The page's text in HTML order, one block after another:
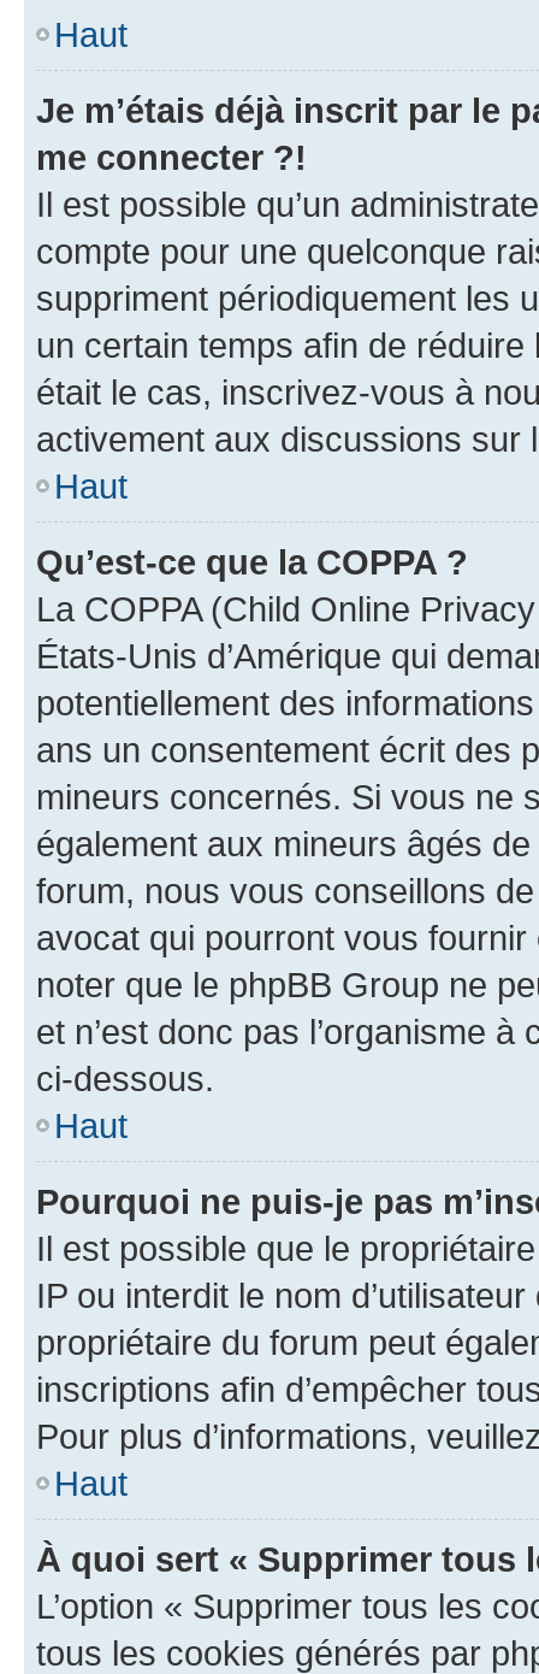
Haut
Je m’étais déjà inscrit par le
me connecter ?!
Il est possible qu’un
compte pour une quelconque
suppriment périodiquement les
un certain temps afin de
était le cas, inscrivez-vous à
activement aux discussions sur
Haut
Qu’est-ce que la COPPA ?
La COPPA (Child Online
États-Unis d’Amérique qui
potentiellement des
ans un consentement écrit des
mineurs concernés. Si vous ne
également aux mineurs âgés
forum, nous vous conseillons
avocat qui pourront vous
noter que le phpBB Group ne
et n’est donc pas l’organisme
ci-dessous.
Haut
Pourquoi ne puis-je pas
Il est possible que le
IP ou interdit le nom
propriétaire du forum peut
inscriptions afin d’empêcher
Pour plus d’informations,
Haut
À quoi sert « Supprimer tous
L’option « Supprimer tous les
tous les cookies générés par